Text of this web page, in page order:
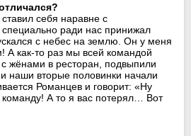
себя наравне с
ради нас принижал
с небес на землю. Он у меня
А как-то раз мы всей командой
жёнами в ресторан, подвыпили
наши вторые половинки начали
Романцев и говорит: «Ну
А то я вас потерял… Вот